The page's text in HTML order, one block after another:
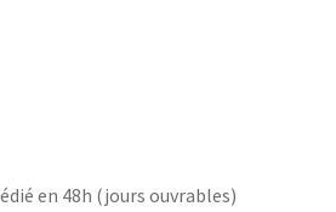
en 48h (jours ouvrables)